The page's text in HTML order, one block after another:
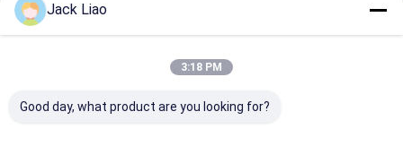
Jack Liao
3:18 PM
Good day, what product are you looking for?